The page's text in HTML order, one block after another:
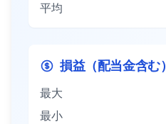
平均
損益（配当金含む）
最大
最小